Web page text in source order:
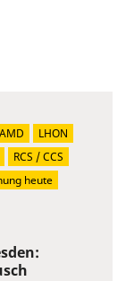
AMD
LHON
RCS / CCS
heute